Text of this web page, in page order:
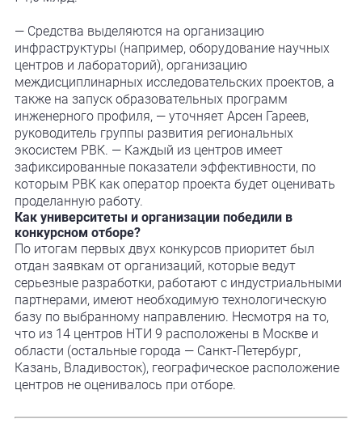
— Средства выделяются на организацию
инфраструктуры (например, оборудование научных
центров и лабораторий), организацию
междисциплинарных исследовательских проектов, а
также на запуск образовательных программ
инженерного профиля, — уточняет Арсен Гареев,
руководитель группы развития региональных
экосистем РВК. — Каждый из центров имеет
зафиксированные показатели эффективности, по
которым РВК как оператор проекта будет оценивать
проделанную работу.
Как университеты и организации победили в
конкурсном отборе?
По итогам первых двух конкурсов приоритет был
отдан заявкам от организаций, которые ведут
серьезные разработки, работают с индустриальными
партнерами, имеют необходимую технологическую
базу по выбранному направлению. Несмотря на то,
что из 14 центров НТИ 9 расположены в Москве и
области (остальные города — Санкт-Петербург,
Казань, Владивосток), географическое расположение
центров не оценивалось при отборе.